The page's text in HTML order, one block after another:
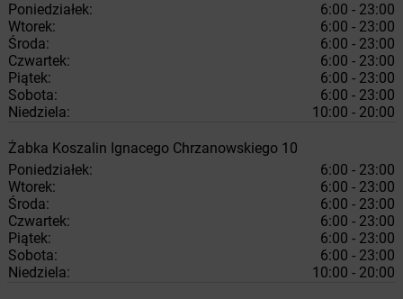
Poniedziałek:
6:00 - 23:00
Wtorek:
6:00 - 23:00
Środa:
6:00 - 23:00
Czwartek:
6:00 - 23:00
Piątek:
6:00 - 23:00
Sobota:
6:00 - 23:00
Niedziela:
10:00 - 20:00
Żabka Koszalin Ignacego Chrzanowskiego 10
Poniedziałek:
6:00 - 23:00
Wtorek:
6:00 - 23:00
Środa:
6:00 - 23:00
Czwartek:
6:00 - 23:00
Piątek:
6:00 - 23:00
Sobota:
6:00 - 23:00
Niedziela:
10:00 - 20:00